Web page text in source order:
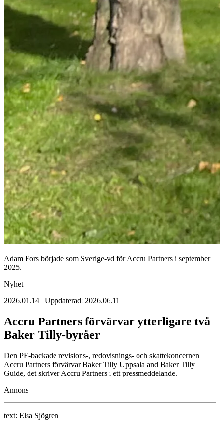
Adam Fors började som Sverige-vd för Accru Partners i september
2025.
Nyhet
2026.01.14 | Uppdaterad: 2026.06.11
Accru Partners förvärvar ytterligare två
Baker Tilly-byråer
Den PE-backade revisions-, redovisnings- och skattekoncernen
Accru Partners förvärvar Baker Tilly Uppsala and Baker Tilly
Guide, det skriver Accru Partners i ett pressmeddelande.
Annons
text: Elsa Sjögren